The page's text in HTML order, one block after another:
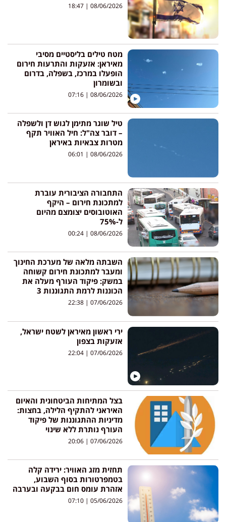
08/06/2026
מטח טילים בליסטיים מסיבי
מאיראן: אזעקות והתרעות חירום
הופעלו במרכז, בשפלה, בדרום
ובשומרון
08/06/2026
טיל שוגר מתימן לגוש דן ולשפלה
– דובר צה"ל: חיל האוויר תקף
מטרות צבאיות באיראן
08/06/2026
התחבורה הציבורית עוברת
למתכונת חירום – היקף
האוטובוסים יצומצם מהיום
ל-75%
08/06/2026
השבתה מלאה של מערכת החינוך
ומעבר למתכונת חירום קשוחה
במשק: פיקוד העורף מעלה את
הכוננות לרמת התגוננות 3
07/06/2026
ירי ראשון מאיראן לשטח ישראל,
אזעקות בצפון
07/06/2026
בצל המתיחות הביטחונית והאיום
האיראני להתקיף הלילה, בחצות:
מדיניות ההתגוננות של פיקוד
העורף נותרת ללא שינוי
07/06/2026
תחזית מזג האוויר: ירידה קלה
בטמפרטורות בסוף השבוע,
אזהרת עומס חום בבקעה ובערבה
05/06/2026